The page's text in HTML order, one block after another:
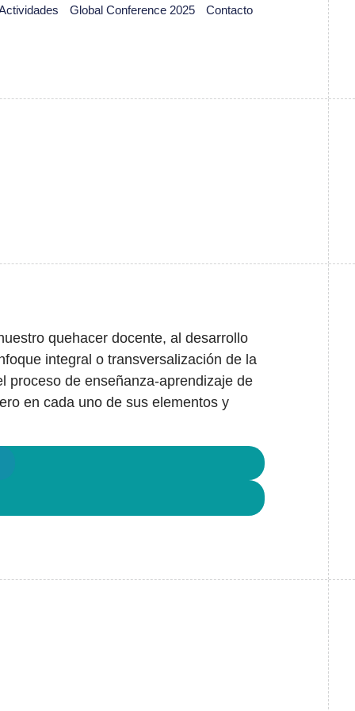
Global Conference 2025 Contacto
quehacer docente, al desarrollo
integral o transversalización de la
proceso de enseñanza-aprendizaje de
en cada uno de sus elementos y